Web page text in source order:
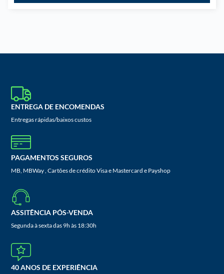
ENTREGA DE ENCOMENDAS
Entregas rápidas/baixos custos
PAGAMENTOS SEGUROS
MB, MBWay , Cartões de crédito Visa e Mastercard e Payshop
ASSITÊNCIA PÓS-VENDA
Segunda à sexta das 9h às 18:30h
40 ANOS DE EXPERIÊNCIA